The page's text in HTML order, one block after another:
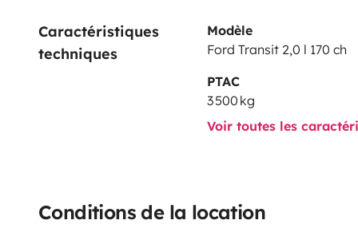
* 💰 Tarif : sur demande
* 🛡️ Assurance incluse – Assistance 24h/24
* 🎫 Permis B valide depuis plus de 6 ans
Jérôme & Julie
Caractéristiques
techniques
Modèle
Ford Transit 2,0 l 170 ch
PTAC
3 500 kg
Voir toutes les
Conditions de la location